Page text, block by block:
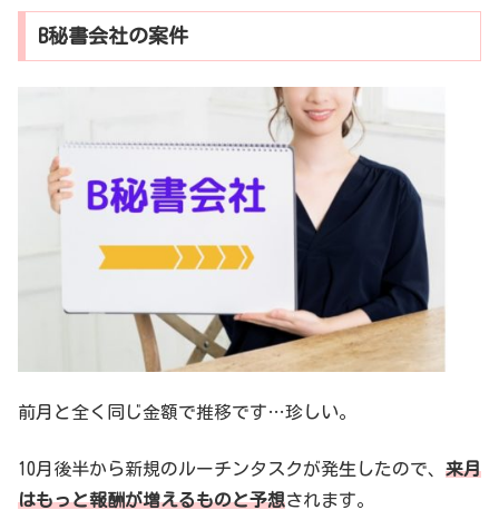
B秘書会社の案件
前月と全く同じ金額で推移です…珍しい。
10月後半から新規のルーチンタスクが発生したので、 来月
はもっと報酬が増えるものと予想されます。